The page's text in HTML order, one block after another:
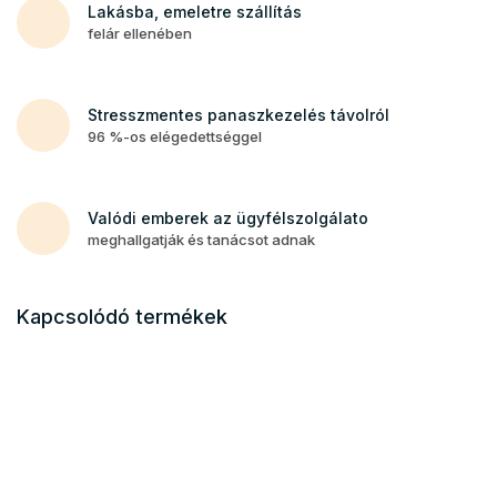
Lakásba, emeletre szállítás
felár ellenében
Stresszmentes panaszkezelés távolról
96 %-os elégedettséggel
Valódi emberek az ügyfélszolgálato
meghallgatják és tanácsot adnak
Kapcsolódó termékek